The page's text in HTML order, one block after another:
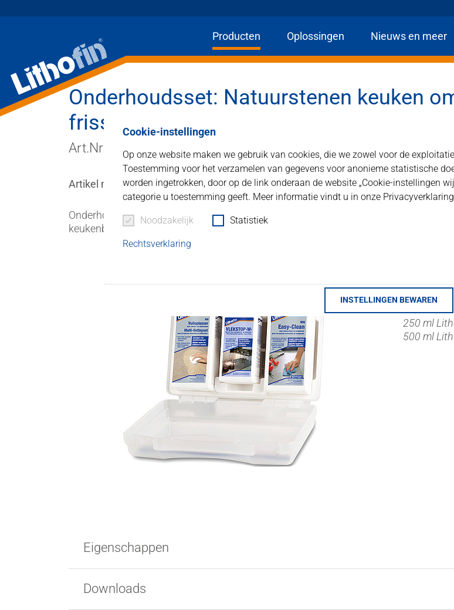
Cookie-instellingen
Op onze website maken we gebruik van cookies, die we zowel voor de
Toestemming voor het verzamelen van gegevens voor anonieme statistische
worden ingetrokken, door op de link onderaan de website „Cookie-instellingen
categorie u toestemming geeft. Meer informatie vindt u in onze
Noodzakelijk Statistiek
Rechtsverklaring
INSTELLINGEN BEWAREN
Producten Oplossingen Nieuws en meer
Producten
SETS Lithofin Onderhoudssets
Onderhoudsset: Natuurstenen keuken
frissen (koffer)
Art.Nr. 227-75
Artikel nummer : 227-75
Onderhoudsset in een kunststof koffer: Voor alle natuurstenen werkbladen voor
keukenblad. Lithofin MN Easy-Clean is ideaal voor de dagelijkse reiniging van
Deze set
500 ml
250 ml
500 ml
Eigenschappen
Downloads